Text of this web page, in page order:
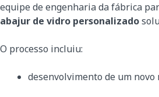
equipe de engenharia da fábrica
abajur de vidro personalizado
O processo incluiu:
desenvolvimento de um novo